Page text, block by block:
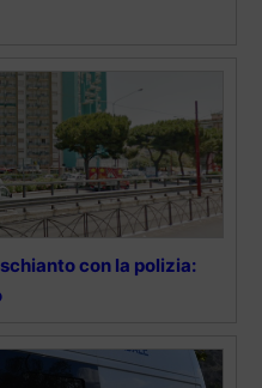
con la polizia: